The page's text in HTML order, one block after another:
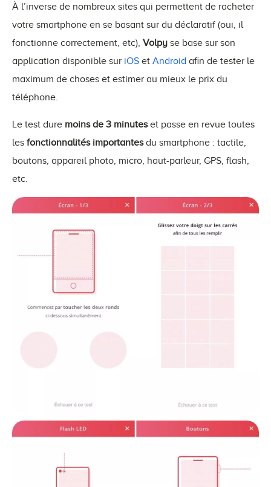
À l’inverse de nombreux sites qui permettent de racheter
votre smartphone en se basant sur du déclaratif (oui, il
fonctionne correctement, etc), Volpy se base sur son
application disponible sur iOS et Android afin de tester le
maximum de choses et estimer au mieux le prix du
téléphone.
Le test dure moins de 3 minuteset passe en revue toutes
les fonctionnalités importantesdu smartphone : tactile,
boutons, appareil photo, micro, haut-parleur, GPS, flash,
etc.